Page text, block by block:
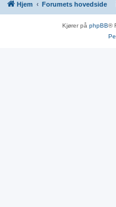
Hjem Forumets hovedside
Kjører på phpBB®